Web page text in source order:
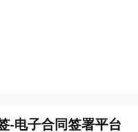
-电子合同签署平台